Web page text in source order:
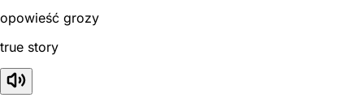
opowieść grozy
true story